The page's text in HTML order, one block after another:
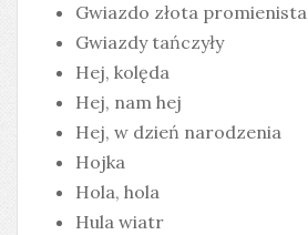
Gwiazdo złota promienista
Gwiazdy tańczyły
Hej, kolęda
Hej, nam hej
Hej, w dzień narodzenia
Hojka
Hola, hola
Hula wiatr